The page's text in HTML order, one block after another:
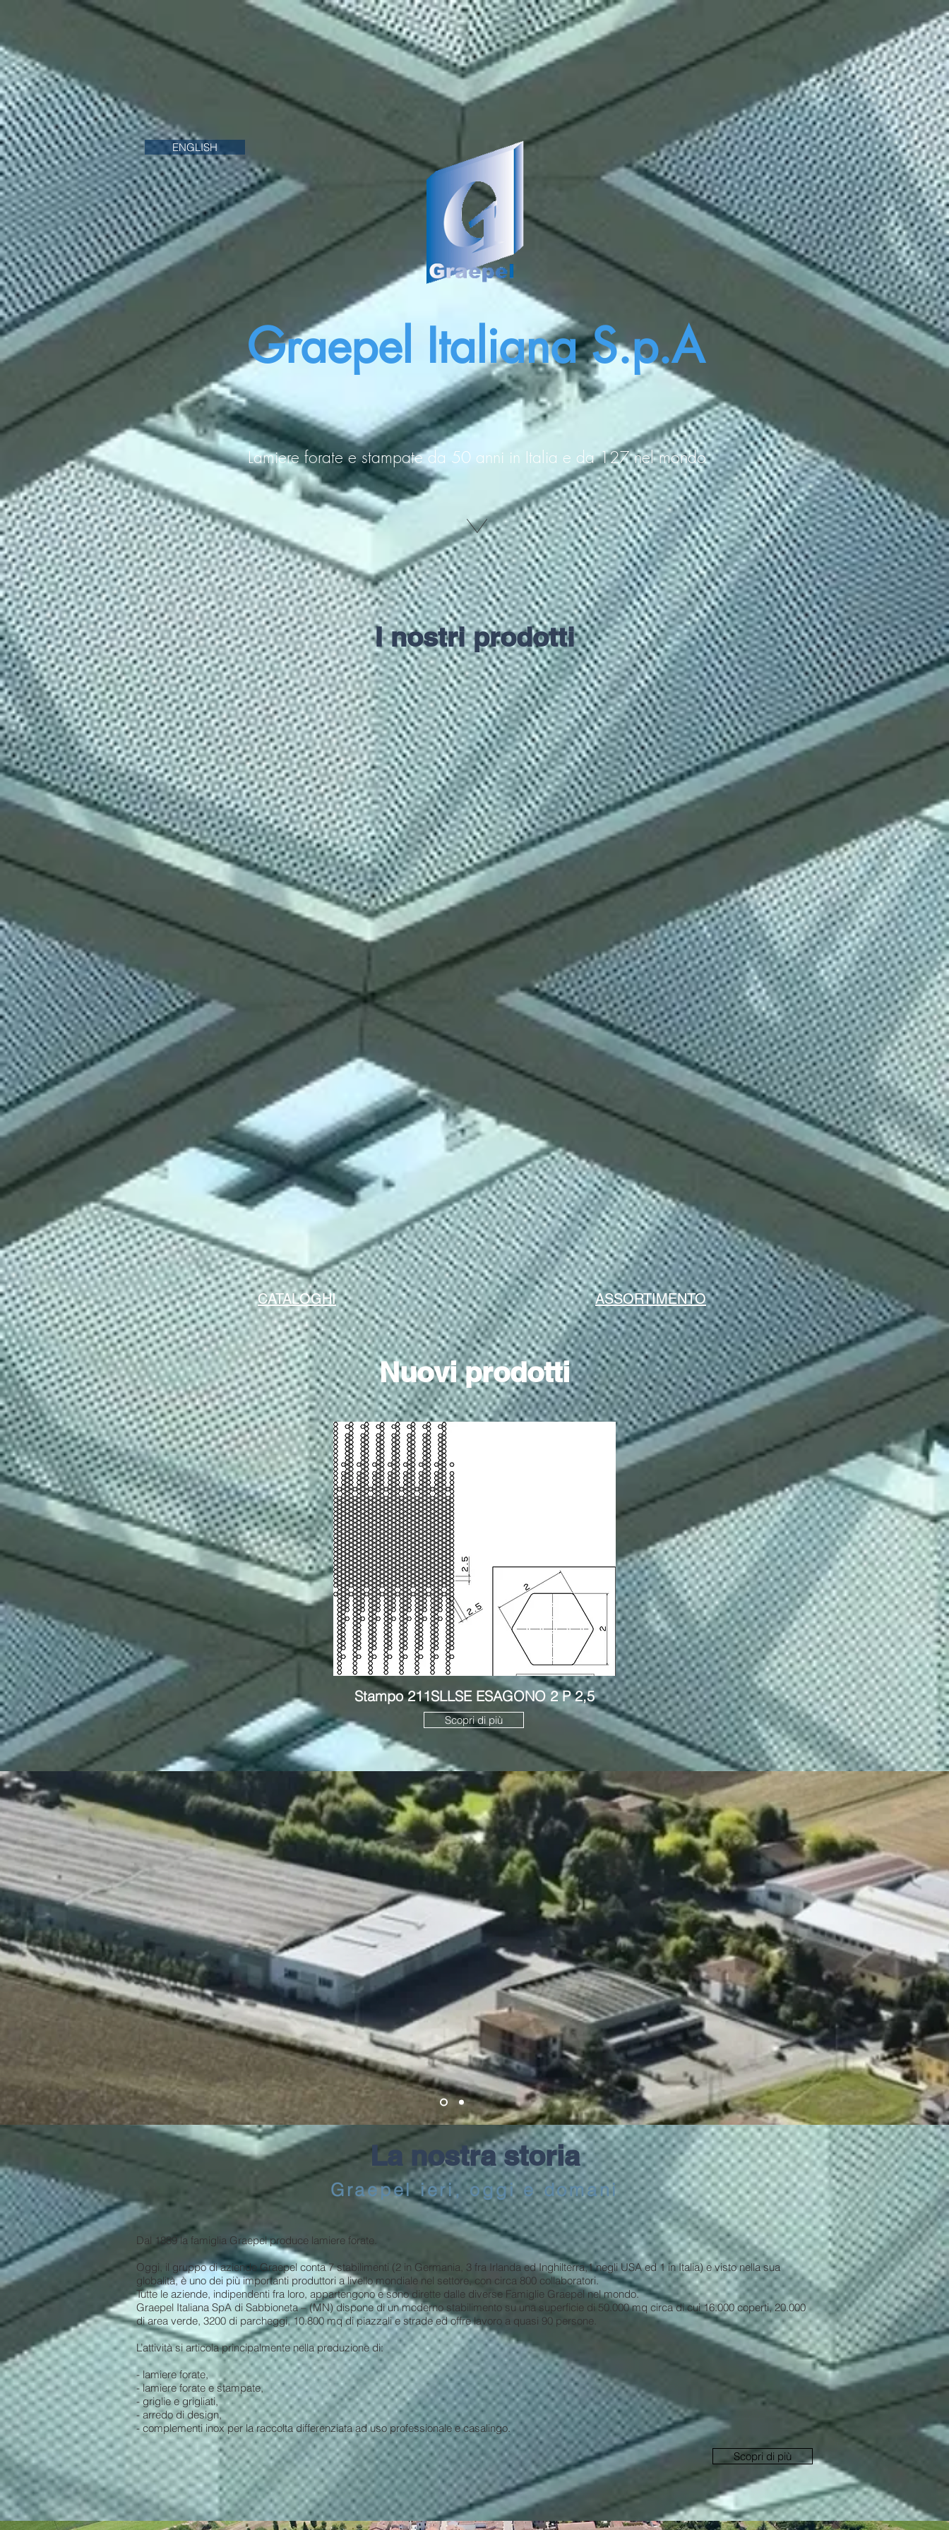
ENGLISH
Graepel Italiana S.p.A
Lamiere forate e stampate da 50 anni in Italia e da 127 nel mondo
I nostri prodotti
Lamiere forate Lamiere forate stampate Gripp e grigliati
Pianali per laterizi e formaggi Filtri e setacci
Imagine all the p... Casalinghi e Design
CATALOGHI ASSORTIMENTO
Nuovi prodotti
Stampo 211SLLSE ESAGONO 2 P 2,5
Scopri di più
La nostra storia
Graepel ieri, oggi e domani
Dal 1889 la famiglia Graepel produce lamiere forate.
Oggi, il gruppo di aziende Graepel conta 7 stabilimenti (2 in Germania, 3 fra Irlanda ed Inghilterra,1 negli USA ed 1 in Italia) e visto nella sua
globalità, è uno dei più importanti produttori a livello mondiale nel settore, con circa 800 collaboratori.
Tutte le aziende, indipendenti fra loro, appartengono e sono dirette dalle diverse Famiglie Graepel nel mondo.
Graepel Italiana SpA di Sabbioneta – (MN) dispone di un moderno stabilimento su una superficie di 50.000 mq circa di cui 16.000 coperti, 20.000
di area verde, 3200 di parcheggi, 10.800 mq di piazzali e strade ed offre lavoro a quasi 90 persone.
L’attività si articola principalmente nella produzione di:
- lamiere forate,
- lamiere forate e stampate,
- griglie e grigliati,
- arredo di design,
- complementi inox per la raccolta differenziata ad uso professionale e casalingo.
Scopri di più